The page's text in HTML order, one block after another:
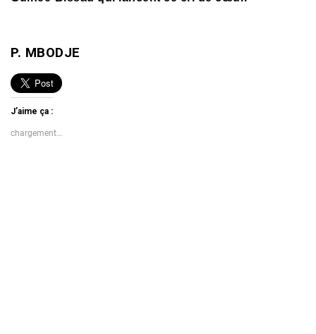
P. MBODJE
J’aime ça :
chargement…